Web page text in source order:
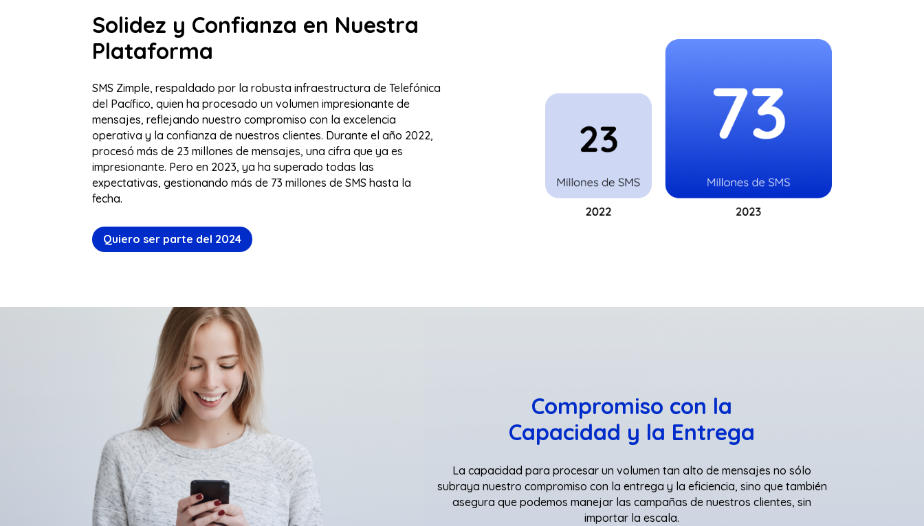
Solidez y Confianza en Nuestra
Plataforma
SMS Zimple, respaldado por la robusta infraestructura de Telefónica
del Pacífico, quien ha procesado un volumen impresionante de
mensajes, reflejando nuestro compromiso con la excelencia
operativa y la confianza de nuestros clientes. Durante el año 2022,
procesó más de 23 millones de mensajes, una cifra que ya es
impresionante. Pero en 2023, ya ha superado todas las
expectativas, gestionando más de 73 millones de SMS hasta la
fecha.
Quiero ser parte del 2024
Compromiso con la
Capacidad y la Entrega
La capacidad para procesar un volumen tan alto de mensajes no sólo
subraya nuestro compromiso con la entrega y la eficiencia, sino que también
asegura que podemos manejar las campañas de nuestros clientes, sin
importar la escala.